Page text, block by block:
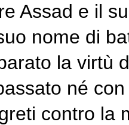
Assad e il
nome di
la virtù
né
contro la